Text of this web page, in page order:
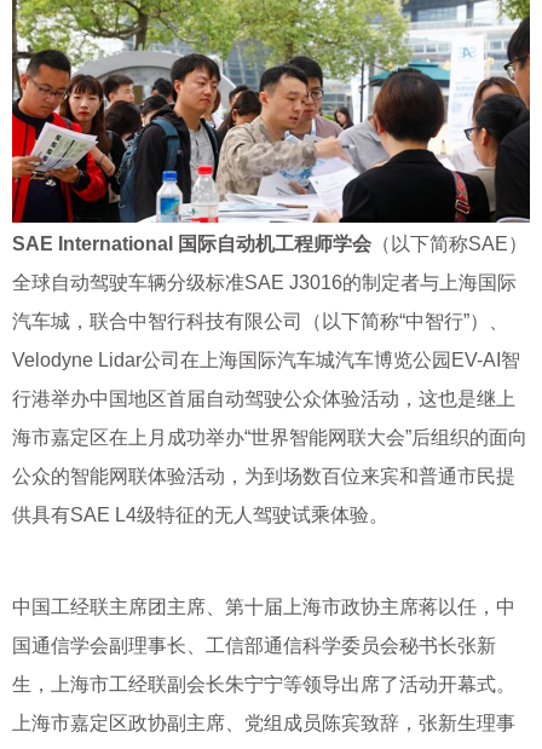
SAE International 国际自动机工程师学会 （以下简称SAE）
全球自动驾驶车辆分级标准SAE J3016的制定者与上海国际
汽车城，联合中智行科技有限公司（以下简称“中智行”）、
Velodyne Lidar公司在上海国际汽车城汽车博览公园EV-AI智
行港举办中国地区首届自动驾驶公众体验活动，这也是继上
海市嘉定区在上月成功举办“世界智能网联大会”后组织的面向
公众的智能网联体验活动，为到场数百位来宾和普通市民提
供具有SAE L4级特征的无人驾驶试乘体验。
中国工经联主席团主席、第十届上海市政协主席蒋以任，中
国通信学会副理事长、工信部通信科学委员会秘书长张新
生，上海市工经联副会长朱宁宁等领导出席了活动开幕式。
上海市嘉定区政协副主席、党组成员陈宾致辞，张新生理事